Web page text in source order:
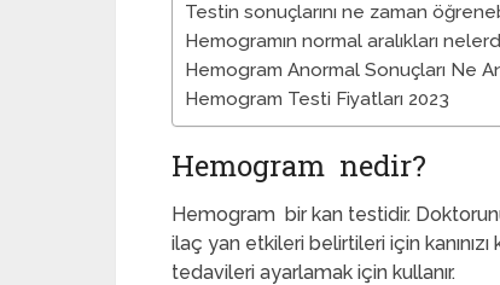
Testin sonuçlarını ne zaman
Hemogramın normal aralıkları
Hemogram Anormal Sonuçları Ne
Hemogram Testi Fiyatları 2023
Hemogram nedir?
Hemogram bir kan testidir.
ilaç yan etkileri belirtileri için
tedavileri ayarlamak için kullanır.